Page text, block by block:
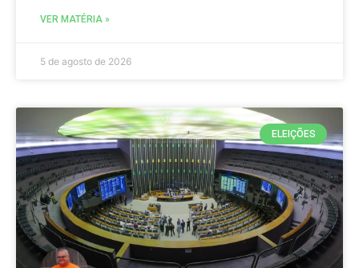
VER MATÉRIA »
5 de agosto de 2026
ELEIÇÕES